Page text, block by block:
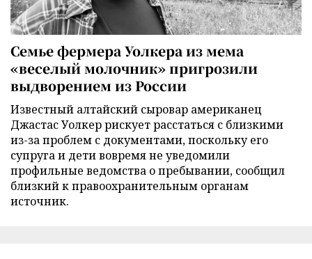
Семье фермера Уолкера из мема
«веселый молочник» пригрозили
выдворением из России
Известный алтайский сыровар американец
Джастас Уолкер рискует расстаться с близкими
из-за проблем с документами, поскольку его
супруга и дети вовремя не уведомили
профильные ведомства о пребывании, сообщил
близкий к правоохранительным органам
источник.